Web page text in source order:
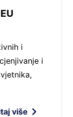
i
i
više